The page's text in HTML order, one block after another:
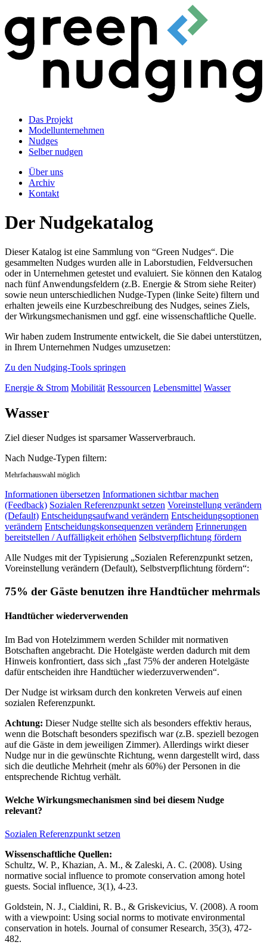
Das Projekt
Modellunternehmen
Nudges
Selber nudgen
Über uns
Archiv
Kontakt
Der Nudgekatalog
Dieser Katalog ist eine Sammlung von “Green Nudges“. Die
gesammelten Nudges wurden alle in Laborstudien, Feldversuchen
oder in Unternehmen getestet und evaluiert. Sie können den Katalog
nach fünf Anwendungsfeldern (z.B. Energie & Strom siehe Reiter)
sowie neun unterschiedlichen Nudge-Typen (linke Seite) filtern und
erhalten jeweils eine Kurzbeschreibung des Nudges, seines Ziels,
der Wirkungsmechanismen und ggf. eine wissenschaftliche Quelle.
Wir haben zudem Instrumente entwickelt, die Sie dabei unterstützen,
in Ihrem Unternehmen Nudges umzusetzen:
Zu den Nudging-Tools springen
Energie & Strom Mobilität Ressourcen Lebensmittel Wasser
Wasser
Ziel dieser Nudges ist sparsamer Wasserverbrauch.
Nach Nudge-Typen filtern:
Mehrfachauswahl möglich
Informationen übersetzen Informationen sichtbar machen
(Feedback) Sozialen Referenzpunkt setzen Voreinstellung verändern
(Default) Entscheidungsaufwand verändern Entscheidungsoptionen
verändern Entscheidungskonsequenzen verändern Erinnerungen
bereitstellen / Auffälligkeit erhöhen Selbstverpflichtung fördern
Alle Nudges mit der Typisierung „Sozialen Referenzpunkt setzen,
Voreinstellung verändern (Default), Selbstverpflichtung fördern“:
75% der Gäste benutzen ihre Handtücher mehrmals
Handtücher wiederverwenden
Im Bad von Hotelzimmern werden Schilder mit normativen
Botschaften angebracht. Die Hotelgäste werden dadurch mit dem
Hinweis konfrontiert, dass sich „fast 75% der anderen Hotelgäste
dafür entscheiden ihre Handtücher wiederzuverwenden“.
Der Nudge ist wirksam durch den konkreten Verweis auf einen
sozialen Referenzpunkt.
Achtung: Dieser Nudge stellte sich als besonders effektiv heraus,
wenn die Botschaft besonders spezifisch war (z.B. speziell bezogen
auf die Gäste in dem jeweiligen Zimmer). Allerdings wirkt dieser
Nudge nur in die gewünschte Richtung, wenn dargestellt wird, dass
sich die deutliche Mehrheit (mehr als 60%) der Personen in die
entsprechende Richtug verhält.
Welche Wirkungsmechanismen sind bei diesem Nudge
relevant?
Sozialen Referenzpunkt setzen
Wissenschaftliche Quellen:
Schultz, W. P., Khazian, A. M., & Zaleski, A. C. (2008). Using
normative social influence to promote conservation among hotel
guests. Social influence, 3(1), 4-23.
Goldstein, N. J., Cialdini, R. B., & Griskevicius, V. (2008). A room
with a viewpoint: Using social norms to motivate environmental
conservation in hotels. Journal of consumer Research, 35(3), 472-
482.